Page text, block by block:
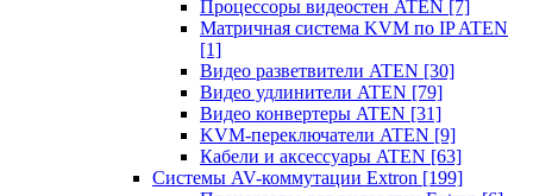
Процессоры видеостен ATEN [7]
Матричная система KVM по IP ATEN
[1]
Видео разветвители ATEN [30]
Видео удлинители ATEN [79]
Видео конвертеры ATEN [31]
KVM-переключатели ATEN [9]
Кабели и аксессуары ATEN [63]
Системы AV-коммутации Extron [199]